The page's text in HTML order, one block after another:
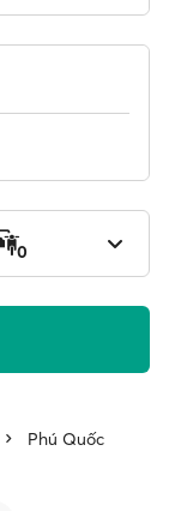
0
Phú Quốc